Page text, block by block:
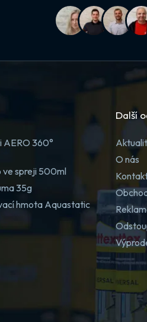
AERO 360°
ve spreji 500ml
35g
hmota Aquastatic
Další
O nás